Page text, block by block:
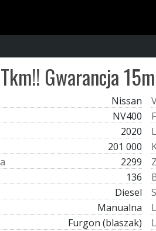
Gwarancja
Nissan
NV400
2020
201 000
a
2299
136
Diesel
Manualna
Furgon (blaszak)
F
L
Z
S
L
L